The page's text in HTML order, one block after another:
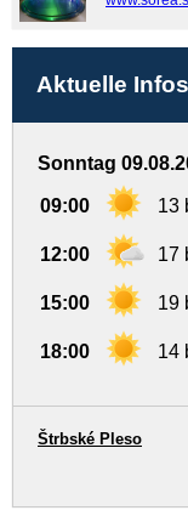
Aktuelle Infos
Sonntag
09:00 13
12:00 17
15:00 19
18:00 14
Štrbské Pleso